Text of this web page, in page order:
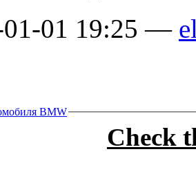
01-01 19:25 —
BMW
Check